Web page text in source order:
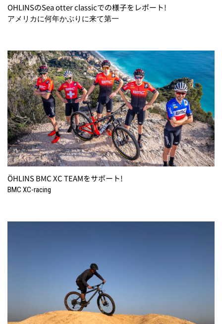
OHLINSのSea otter classicでの様子をレポート!
アメリカに何年かぶりに来て第一
ÖHLINS BMC XC TEAMをサポート!
BMC XC-racing